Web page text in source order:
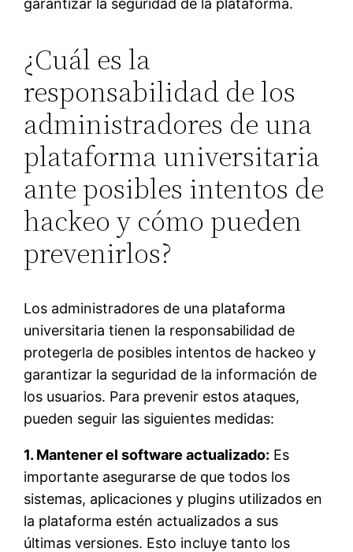
garantizar la seguridad de la plataforma.
¿Cuál es la
responsabilidad de los
administradores de una
plataforma universitaria
ante posibles intentos de
hackeo y cómo pueden
prevenirlos?
Los administradores de una plataforma
universitaria tienen la responsabilidad de
protegerla de posibles intentos de hackeo y
garantizar la seguridad de la información de
los usuarios. Para prevenir estos ataques,
pueden seguir las siguientes medidas:
1. Mantener el software actualizado: Es
importante asegurarse de que todos los
sistemas, aplicaciones y plugins utilizados en
la plataforma estén actualizados a sus
últimas versiones. Esto incluye tanto los